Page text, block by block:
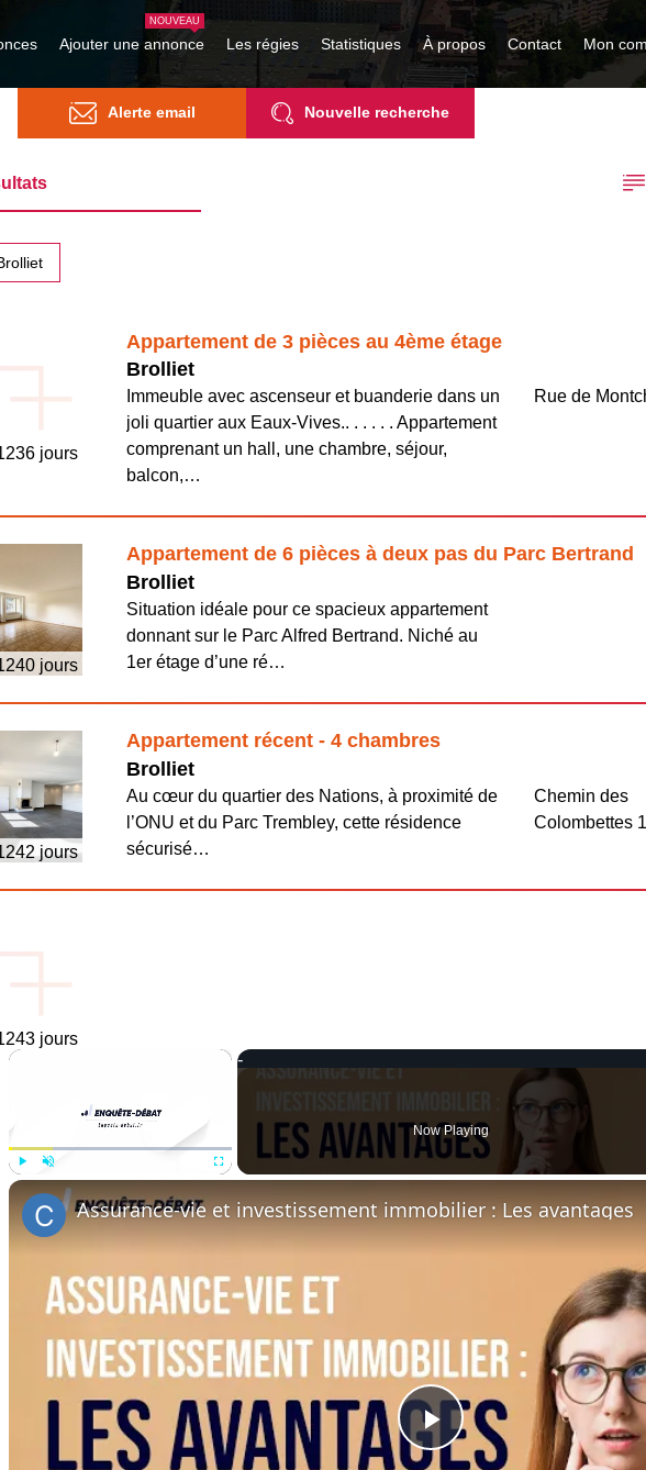
Ajouter une annonce Les régies Statistiques À propos Contact Mon
Alerte email Nouvelle recherche
Appartement de 3 pièces au 4ème étage
jours
Brolliet
Immeuble avec ascenseur et buanderie dans un
joli quartier aux Eaux-Vives.. . . . . . Appartement
comprenant un hall, une chambre, séjour,
balcon,…
Rue de
Appartement de 6 pièces à deux pas du Parc Bertrand
jours
Brolliet
Situation idéale pour ce spacieux appartement
donnant sur le Parc Alfred Bertrand. Niché au
1er étage d’une ré…
Appartement récent - 4 chambres
jours
Brolliet
Au cœur du quartier des Nations, à proximité de
l’ONU et du Parc Trembley, cette résidence
sécurisé…
Chemin des
Colombettes
×
Now Playing
Play
Assurance-vie et investissement immobilier : Les avantages
jours